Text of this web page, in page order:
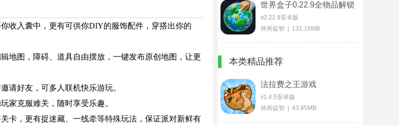
收入囊中，更有可供你DIY的服饰配件，穿搭出你的
地图，障碍、道具自由摆放，一键发布原创地图，让更
请好友，可多人联机快乐游玩。
家克服难关，随时享受乐趣。
卡，更有捉迷藏、一线牵等特殊玩法，保证派对新鲜有
世界盒子0.22.9全物品解锁
版
v0.22.9安卓版
休闲益智 | 131.16MB
本类精品推荐
法拉费之王游戏
v1.4.5安卓版
休闲益智 | 43.85MB